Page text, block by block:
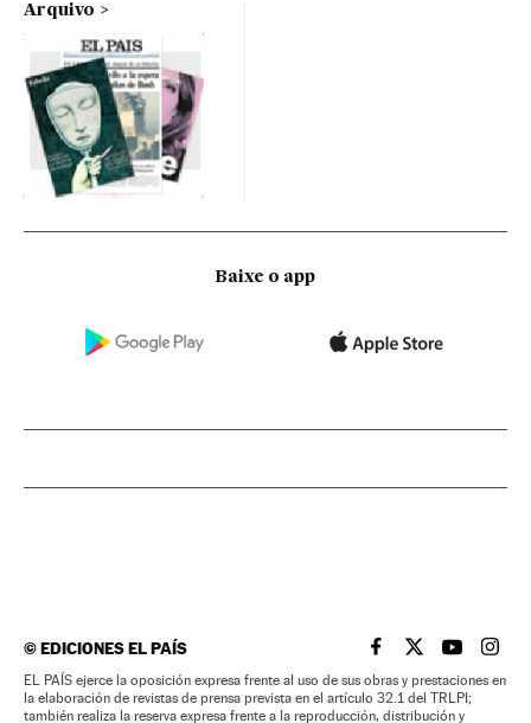
Arquivo
Baixe o app
©EDICIONES EL PAÍS EL PAÍS BRASIL EN
EL PAÍSEL PAÍS
EL
EL PAÍS ejerce la oposición expresa frente al uso de sus obras y prestaciones en
la elaboración de revistas de prensa prevista en el artículo 32.1 del TRLPI;
también realiza la reserva expresa frente a la reproducción, distribución y